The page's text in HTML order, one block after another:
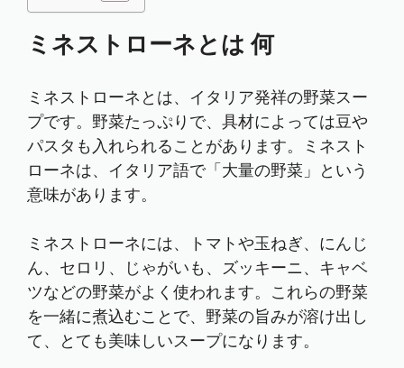
ミネストローネとは 何
ミネストローネとは、イタリア発祥の野菜スー
プです。野菜たっぷりで、具材によっては豆や
パスタも入れられることがあります。ミネスト
ローネは、イタリア語で「大量の野菜」という
意味があります。
ミネストローネには、トマトや玉ねぎ、にんじ
ん、セロリ、じゃがいも、ズッキーニ、キャベ
ツなどの野菜がよく使われます。これらの野菜
を一緒に煮込むことで、野菜の旨みが溶け出し
て、とても美味しいスープになります。